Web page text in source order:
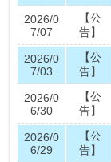
2026/0
7/07
【公
告】
2026/0
7/03
【公
告】
2026/0
6/30
【公
告】
2026/0
6/29
【公
告】